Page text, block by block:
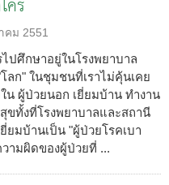
คร
คม 2551
ไปศึกษาอยู่ในโรงพยาบาล
ลก" ในชุมชนที่เราไม่คุ้นเคย
ผู้ป่วยนอก เยี่ยมบ้าน ทำงาน
ขทั้งที่โรงพยาบาลและสถานี
ยมบ้านเป็น "ผู้ป่วยโรคเบา
ามผิดของผู้ป่วยที่ ...